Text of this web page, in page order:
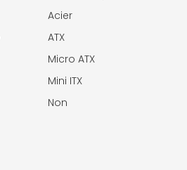
Acier
ATX
Micro ATX
Mini ITX
Non